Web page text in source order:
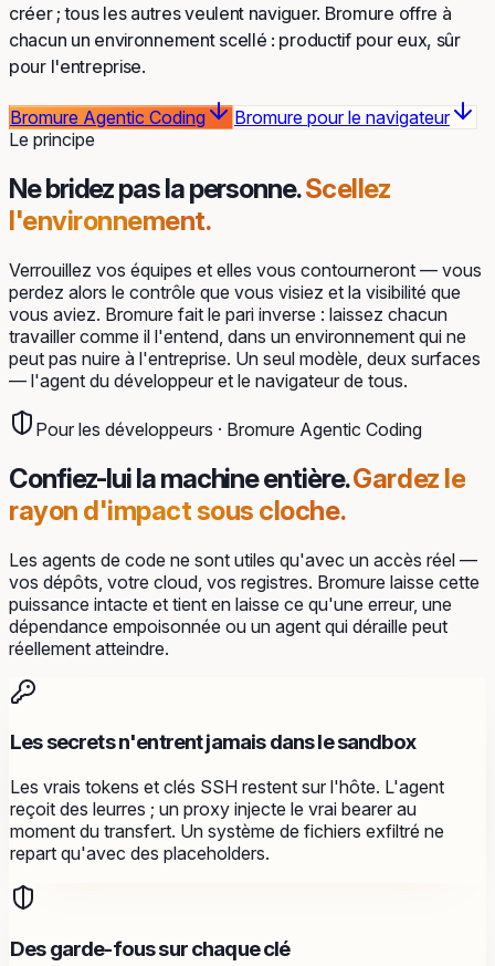
créer ; tous les autres veulent naviguer. Bromure offre à
chacun un environnement scellé : productif pour eux, sûr
pour l'entreprise.
Bromure Agentic Coding
Bromure pour le navigateur
Le principe
Ne bridez pas la personne.Scellez
l'environnement.
Verrouillez vos équipes et elles vous contourneront — vous
perdez alors le contrôle que vous visiez et la visibilité que
vous aviez. Bromure fait le pari inverse : laissez chacun
travailler comme il l'entend, dans un environnement qui ne
peut pas nuire à l'entreprise. Un seul modèle, deux surfaces
— l'agent du développeur et le navigateur de tous.
Pour les développeurs · Bromure Agentic Coding
Confiez-lui la machine entière.Gardez le
rayon d'impact sous cloche.
Les agents de code ne sont utiles qu'avec un accès réel —
vos dépôts, votre cloud, vos registres. Bromure laisse cette
puissance intacte et tient en laisse ce qu'une erreur, une
dépendance empoisonnée ou un agent qui déraille peut
réellement atteindre.
Les secrets n'entrent jamais dans le sandbox
Les vrais tokens et clés SSH restent sur l'hôte. L'agent
reçoit des leurres ; un proxy injecte le vrai bearer au
moment du transfert. Un système de fichiers exfiltré ne
repart qu'avec des placeholders.
Des garde-fous sur chaque clé